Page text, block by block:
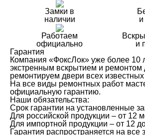
Замки в
наличии
Работаем
официально
и
Гарантия
Компания «ФоксЛок» уже более 10
экстренным вскрытием и
ремонтируем двери всех
На все виды ремонтных работ
официальную гарантию.
Наши обязательства:
Срок гарантии на установленные
Для российской продукции – от 12
Для импортной продукции – от 12
Гарантия распространяется на все